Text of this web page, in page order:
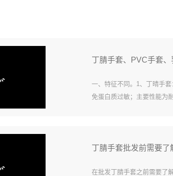
丁腈手套、PVC手套、
一、特征不同。1、丁晴手
免蛋白质过敏；主要性能为
丁腈手套批发前需要了
在批发丁腈手套之前需要了